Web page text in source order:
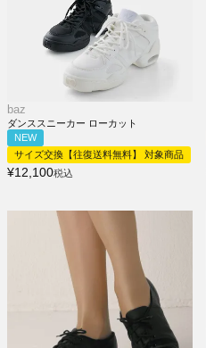
baz
ダンススニーカー ローカット
NEW
サイズ交換【往復送料無料】 対象商品
¥12,100税込